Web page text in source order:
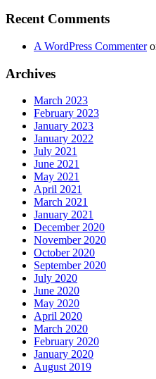
Recent Comments
A WordPress Commenter
Archives
March 2023
February 2023
January 2023
January 2022
July 2021
June 2021
May 2021
April 2021
March 2021
January 2021
December 2020
November 2020
October 2020
September 2020
July 2020
June 2020
May 2020
April 2020
March 2020
February 2020
January 2020
August 2019